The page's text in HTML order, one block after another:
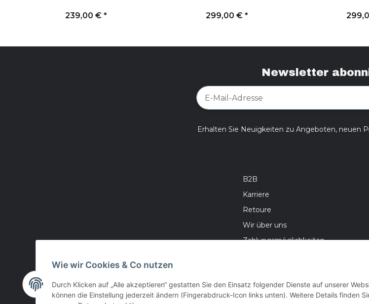
239,00 € * 299,00 € *
Newsletter
Erhalten Sie Neuigkeiten zu Angeboten, neuen
B2B
Karriere
Retoure
Wir über uns
Zahlungsmöglichkeiten
Wie wir Cookies & Co nutzen
Durch Klicken auf „Alle akzeptieren“ gestatten Sie den Einsatz folgender Dienste auf unserer
können die Einstellung jederzeit ändern (Fingerabdruck-Icon links unten). Weitere Details finden